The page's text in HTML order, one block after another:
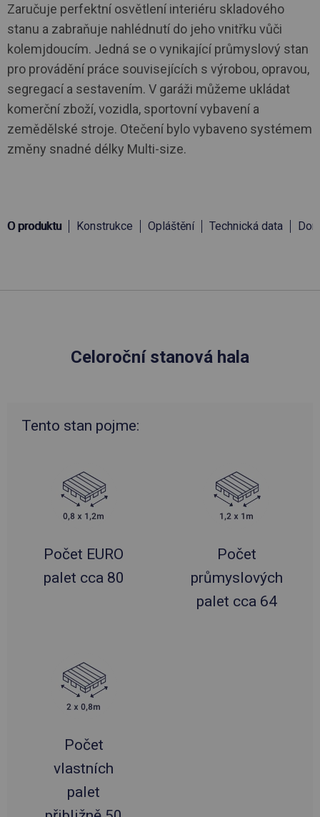
Zaručuje perfektní osvětlení interiéru skladového
stanu a zabraňuje nahlédnutí do jeho vnitřku vůči
kolemjdoucím. Jedná se o vynikající průmyslový stan
pro provádění práce souvisejících s výrobou, opravou,
segregací a sestavením. V garáži můžeme ukládat
komerční zboží, vozidla, sportovní vybavení a
zemědělské stroje. Otečení bylo vybaveno systémem
změny snadné délky Multi-size.
O produktu Konstrukce Opláštění Technická data
Celoroční stanová hala
Tento stan pojme:
Počet EURO
palet cca 80
Počet
průmyslových
palet cca 64
Počet
vlastních
palet